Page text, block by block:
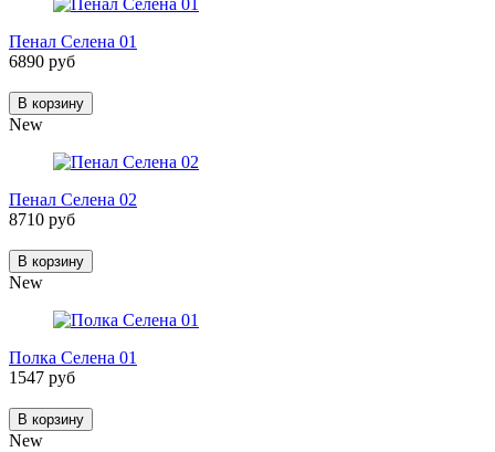
Пенал Селена 01
6890 руб
В корзину
New
Пенал Селена 02
8710 руб
В корзину
New
Полка Селена 01
1547 руб
В корзину
New